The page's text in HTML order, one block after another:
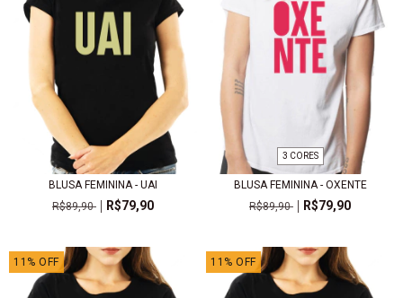
BLUSA FEMININA - UAI
R$89,90
R$79,90
3 CORES
BLUSA FEMININA - OXENTE
R$89,90
R$79,90
11 % OFF 11 % OFF